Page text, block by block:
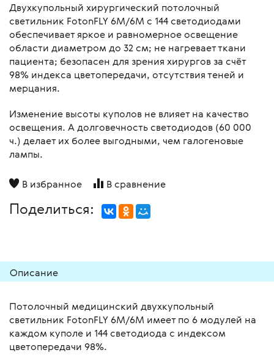
Двухкупольный хирургический потолочный
светильник FotonFLY 6М/6М с 144 светодиодами
обеспечивает яркое и равномерное освещение
области диаметром до 32 см; не нагревает ткани
пациента; безопасен для зрения хирургов за счёт
98% индекса цветопередачи, отсутствия теней и
мерцания.
Изменение высоты куполов не влияет на качество
освещения. А долговечность светодиодов (60 000
ч.) делает их более выгодными, чем галогеновые
лампы.
В избранное В сравнение
Поделиться:
Описание
Потолочный медицинский двухкупольный
светильник FotonFLY 6М/6М имеет по 6 модулей на
каждом куполе и 144 светодиода с индексом
цветопередачи 98%.